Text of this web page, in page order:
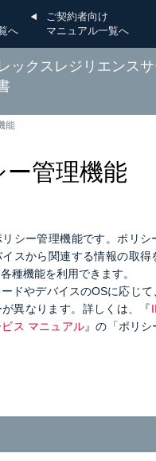
へ
ご契約者向け
マニュアル一覧へ
ックスレジリエンス
能
ー管理機能
シー管理機能です。ポリシ
スから関連する情報の取得
種機能を利用できます。
ドやデバイスのOSに応じ
異なります。詳しくは、『
ス マニュアル』の「ポリシ